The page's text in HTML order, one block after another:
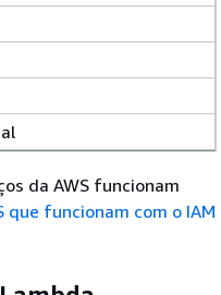
da AWS funcionam
que funcionam com o IAM